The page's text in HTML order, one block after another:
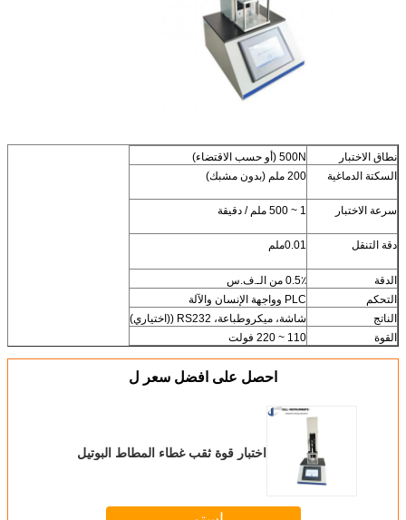
نطاق الاختبار
500N (أو حسب الاقتضاء)
السكتة الدماغية
200 ملم (بدون مشبك)
سرعة الاختبار 1 ~ 500 ملم / دقيقة
دقة التنقل 0.01ملم
الدقة
0.5٪ من الـ.ف.س
التحكم
PLC وواجهة الإنسان والآلة
الناتج
شاشة، ميكروطباعة، RS232 ((اختياري)
القوة
110 ~ 220 فولت
احصل على افضل سعر ل
اختبار قوة ثقب غطاء المطاط البوتيل